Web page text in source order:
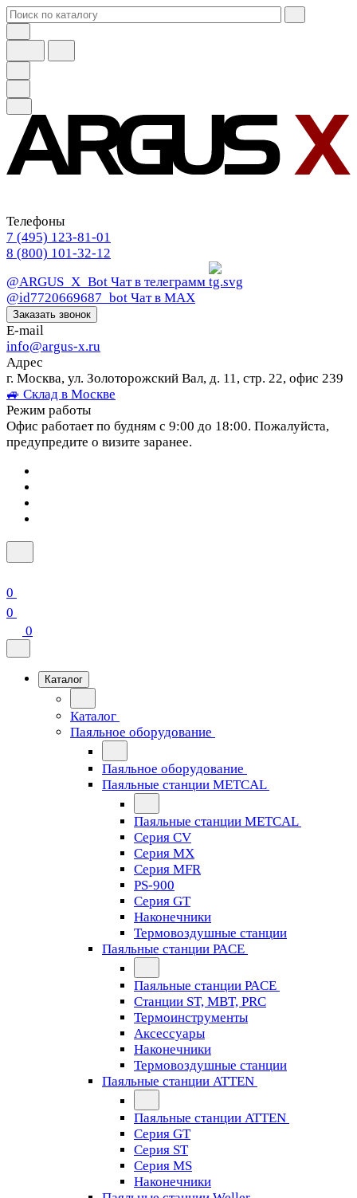
Телефоны
7 (495) 123-81-01
8 (800) 101-32-12
@ARGUS_X_Bot Чат в телеграмм
@id7720669687_bot Чат в МАХ
Заказать звонок
E-mail
info@argus-x.ru
Адрес
г. Москва, ул. Золоторожский Вал, д. 11, стр. 22, офис 239
🚙 Склад в Москве
Режим работы
Офис работает по будням с 9:00 до 18:00. Пожалуйста,
предупредите о визите заранее.
0
0
0
Каталог
Каталог
Паяльное оборудование
Паяльное оборудование
Паяльные станции METCAL
Паяльные станции METCAL
Серия CV
Серия MX
Серия MFR
PS-900
Серия GT
Наконечники
Термовоздушные станции
Паяльные станции PACE
Паяльные станции PACE
Станции ST, MBT, PRC
Термоинструменты
Аксессуары
Наконечники
Термовоздушные станции
Паяльные станции ATTEN
Паяльные станции ATTEN
Серия GT
Серия ST
Серия MS
Наконечники